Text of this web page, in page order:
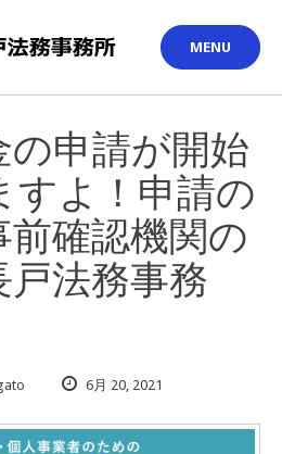
MENU
の申請が開始
すよ！申請の
前確認機関の
法務事務
6月 20, 2021